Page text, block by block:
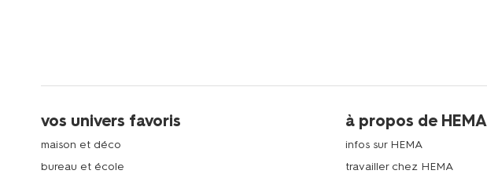
vos univers favoris
maison et déco
bureau et école
à propos de HEMA
infos sur HEMA
travailler chez HEMA